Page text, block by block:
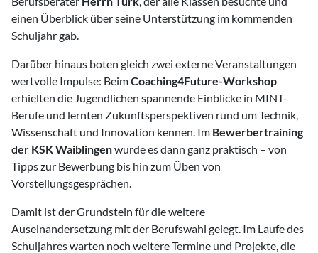
einen Überblick über seine Unterstützung im kommenden
Schuljahr gab.
Darüber hinaus boten gleich zwei externe Veranstaltungen
wertvolle Impulse: BeimCoaching4Future-Workshop
erhielten die Jugendlichen spannende Einblicke in MINT-
Berufe und lernten Zukunftsperspektiven rund um Technik,
Wissenschaft und Innovation kennen. Im Bewerbertraining
der KSK Waiblingenwurde es dann ganz praktisch – von
Tipps zur Bewerbung bis hin zum Üben von
Vorstellungsgesprächen.
Damit ist der Grundstein für die weitere
Auseinandersetzung mit der Berufswahl gelegt. Im Laufe des
Schuljahres warten noch weitere Termine und Projekte, die